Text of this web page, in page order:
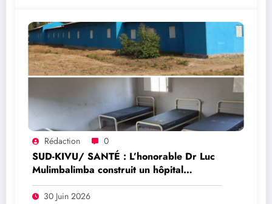
Rédaction 0
SUD-KIVU/ SANTÉ : L’honorable Dr Luc
Mulimbalimba construit un hôpital
communautaire à Sange pour améliorer
l’accès aux soins
30 Juin 2026